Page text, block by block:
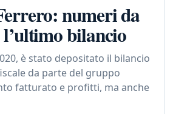
numeri da
bilancio
è stato depositato il bilancio
da parte del gruppo
fatturato e profitti, ma anche